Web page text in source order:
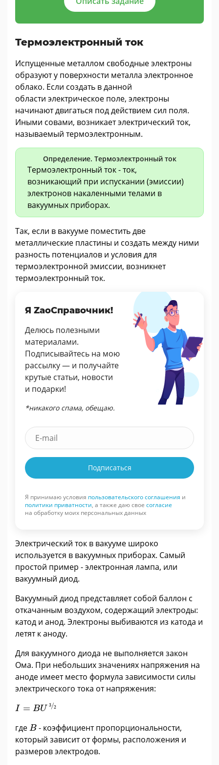
Термоэлектронный ток
Испущенные металлом свободные электроны
образуют у поверхности металла электронное
облако. Если создать в данной
области электрическое поле, электроны
начинают двигаться под действием сил поля.
Иными совами, возникает электрический ток,
называемый термоэлектронным.
Определение. Термоэлектронный ток
Термоэлектронный ток - ток,
возникающий при испускании (эмиссии)
электронов накаленными телами в
вакуумных приборах.
Так, если в вакууме поместить две
металлические пластины и создать между ними
разность потенциалов и условия для
термоэлектронной эмиссии, возникнет
термоэлектронный ток.
Я ZaoСправочник!
Делюсь полезными
материалами.
Подписывайтесь на мою
рассылку — и получайте
крутые статьи, новости
и подарки!
*никакого спама, обещаю.
Подписаться
Я принимаю условия пользовательского соглашения и
политики приватности, а также даю свое согласие
на обработку моих персональных данных
Электрический ток в вакууме широко
используется в вакуумных приборах. Самый
простой пример - электронная лампа, или
вакуумный диод.
Вакуумный диод представляет собой баллон с
откачанным воздухом, содержащий электроды:
катод и анод. Электроны выбиваются из катода и
летят к аноду.
Для вакуумного диода не выполняется закон
Ома. При небольших значениях напряжения на
аноде имеет место формула зависимости силы
электрического тока от напряжения:
I = BU 3/2
I= U32
где B
B - коэффициент пропорциональности,
который зависит от формы, расположения и
размеров электродов.